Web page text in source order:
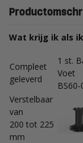
Wat krijg ik als
Compleet
geleverd
1 st.
Voet
Verstelbaar
van
200 tot 225
mm